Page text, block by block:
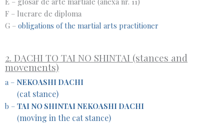
F – lucrare de diploma
G – obligations of the martial arts practitioner
2. DACHI TO TAI NO SHINTAI (stances and
movements)
a – NEKOASHI DACHI
(cat stance)
b – TAI NO SHINTAI NEKOASHI DACHI
(moving in the cat stance)